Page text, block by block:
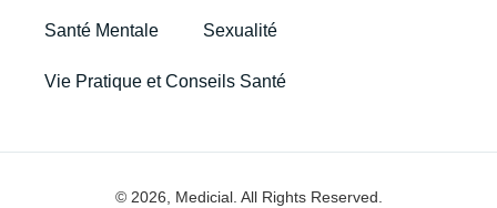
Santé Mentale Sexualité
Vie Pratique et Conseils Santé
© 2026, Medicial. All Rights Reserved.